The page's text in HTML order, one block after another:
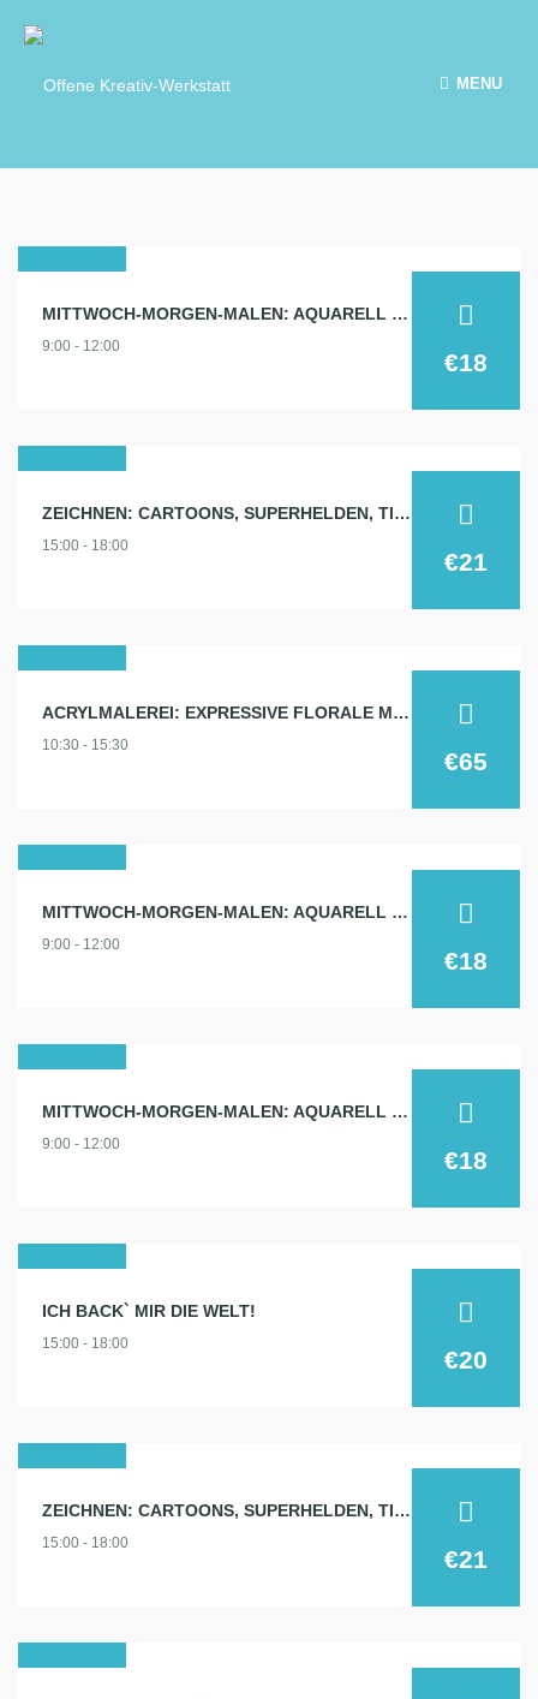
MENU
2025
MITTWOCH-MORGEN-MALEN: AQUARELL 29.1.
9:00 - 12:00
€18
2025
ZEICHNEN: CARTOONS, SUPERHELDEN, TIERE…
15:00 - 18:00
€21
2025
ACRYLMALEREI: EXPRESSIVE FLORALE MALEREI
10:30 - 15:30
€65
2025
MITTWOCH-MORGEN-MALEN: AQUARELL 5.2.
9:00 - 12:00
€18
2025
MITTWOCH-MORGEN-MALEN: AQUARELL 19.2.
9:00 - 12:00
€18
2025
ICH BACK` MIR DIE WELT!
15:00 - 18:00
€20
2025
ZEICHNEN: CARTOONS, SUPERHELDEN, TIERE…
15:00 - 18:00
€21